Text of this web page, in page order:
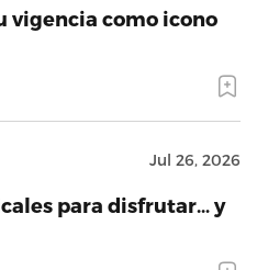
vigencia como icono
Jul 26, 2026
para disfrutar… y